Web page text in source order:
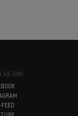
SIE UNS
FEED